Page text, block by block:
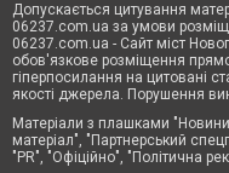
Допускається цитування
06237.com.ua за умови
06237.com.ua - Сайт міст
обов'язкове розміщення
гіперпосилання на цитовані
якості джерела. Порушення
Матеріали з плашками
матеріал", "Партнерський
"PR", "Офіційно", "Політична